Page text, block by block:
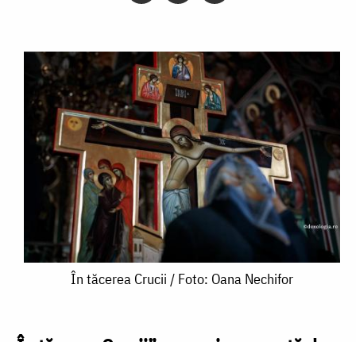
Crucii
În tăcerea Crucii / Foto: Oana Nechifor